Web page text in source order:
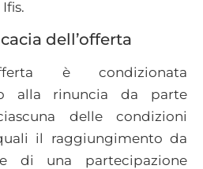
dell’offerta
è condizionata
o alla rinuncia da parte
delle condizioni
il raggiungimento da
di una partecipazione